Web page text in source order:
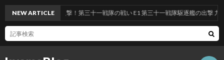
NEW ARTICLE
ト 前段作戦：反撃！第三十一戦隊の戦い E1 第三十一戦隊駆逐艦の出撃 九州沖/